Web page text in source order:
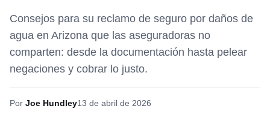
Consejos para su reclamo de seguro por daños de
agua en Arizona que las aseguradoras no
comparten: desde la documentación hasta pelear
negaciones y cobrar lo justo.
Por Joe Hundley13 de abril de 2026